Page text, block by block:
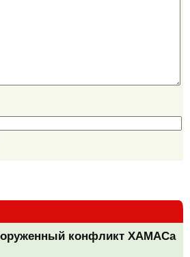
конфликт ХАМАСа